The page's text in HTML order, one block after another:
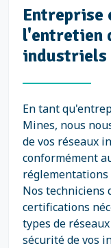
l'entretien
industriels
En tant
Mines, nous
de vos réseaux
conformément
Nos techniciens
certifications
types de
sécurité de vos